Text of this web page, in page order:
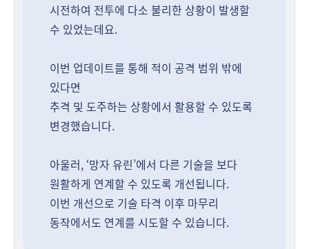
시전하여 전투에 다소 불리한 상황이 발생할
수 있었는데요.
이번 업데이트를 통해 적이 공격 범위 밖에
있다면
추격 및 도주하는 상황에서 활용할 수 있도록
변경했습니다.
아울러, ‘망자 유린’에서 다른 기술을 보다
원활하게 연계할 수 있도록 개선됩니다.
이번 개선으로 기술 타격 이후 마무리
동작에서도 연계를 시도할 수 있습니다.